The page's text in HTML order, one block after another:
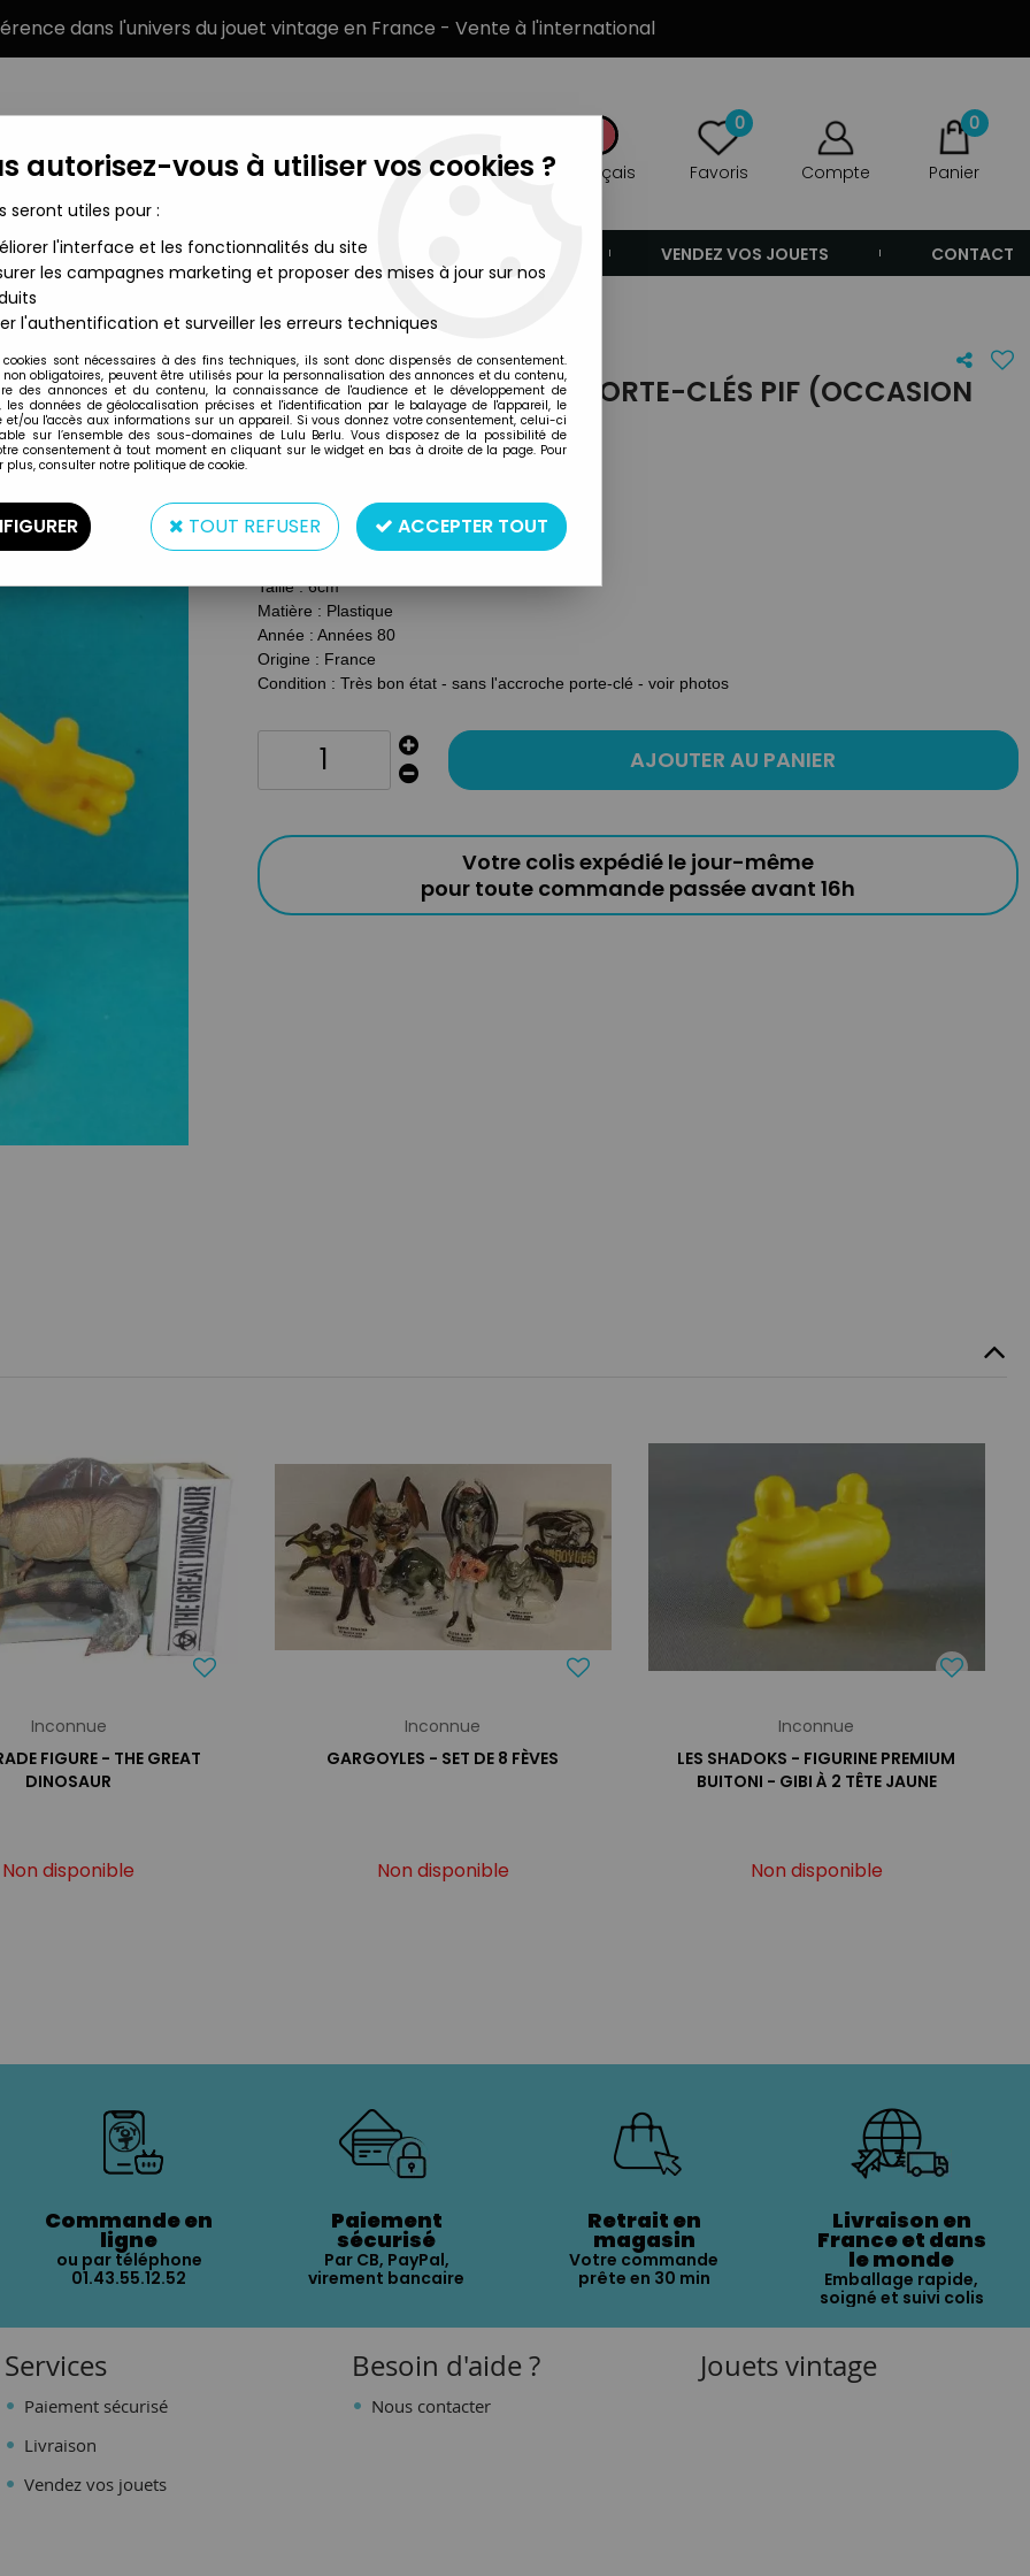
dans l'univers du jouet vintage en France - Vente à l'international
Français
0
Favoris Compte
0
Panier
MARQUES TYPE DE PRODUIT VENDEZ VOS JOUETS CONTACT
sans Boucle)
Inconnue
PIF GADGET - FIGURINE PORTE-CLÉS PIF (OCCASION
SANS BOUCLE)
22,99€TTC
Réf. :AR0004088
Taille : 6cm
Matière : Plastique
Année : Années 80
Origine : France
Condition : Très bon état - sans l'accroche porte-clé - voir photos
AJOUTER AU PANIER
Votre colis expédié le jour-même
pour toute commande passée avant 16h
Inconnue
FIGURE - THE GREAT
DINOSAUR
Non disponible
Inconnue
GARGOYLES - SET DE 8 FÈVES
Non disponible
Inconnue
LES SHADOKS - FIGURINE PREMIUM
BUITONI - GIBI À 2 TÊTE JAUNE
Non disponible
Commande en
ligne
ou par téléphone
01.43.55.12.52
Paiement
sécurisé
Par CB, PayPal,
virement bancaire
Retrait en
magasin
Votre commande
prête en 30 min
Livraison en
France et dans
le monde
Emballage rapide,
soigné et suivi colis
Services
Paiement sécurisé
Livraison
Vendez vos jouets
Besoin d'aide ?
Nous contacter
Jouets vintage
autorisez-vous à utiliser vos cookies ?
seront utiles pour :
l'interface et les fonctionnalités du site
les campagnes marketing et proposer des mises à jour sur nos
l'authentification et surveiller les erreurs techniques
cookies sont nécessaires à des fins techniques, ils sont donc dispensés de consentement.
non obligatoires, peuvent être utilisés pour la personnalisation des annonces et du contenu,
des annonces et du contenu, la connaissance de l'audience et le développement de
les données de géolocalisation précises et l'identification par le balayage de l'appareil, le
et/ou l'accès aux informations sur un appareil. Si vous donnez votre consentement, celui-ci
sur l’ensemble des sous-domaines de Lulu Berlu. Vous disposez de la possibilité de
consentement à tout moment en cliquant sur le widget en bas à droite de la page. Pour
plus, consulter notre politique de cookie.
TOUT REFUSER ACCEPTER TOUT